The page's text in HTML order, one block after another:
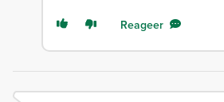
Reageer